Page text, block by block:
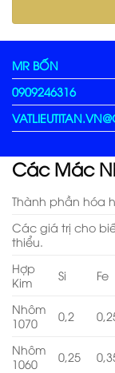
MR BỐN
0909246316
Các Mác
Thành phần hóa
Các giá trị cho
thiểu.
Hợp
Kim
Si Fe
Nhôm
1070
0,2
Nhôm
1060
0,25